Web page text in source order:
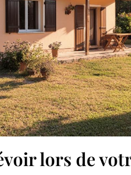
lors de